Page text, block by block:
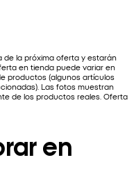
la próxima oferta y estarán
en tienda puede variar en
productos (algunos artículos
Las fotos muestran
de los productos reales. Oferta
en